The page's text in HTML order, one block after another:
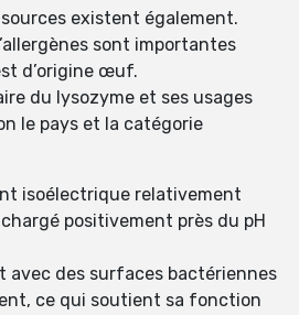
existent également.
sont importantes
d’origine œuf.
du lysozyme et ses usages
le pays et la catégorie
isoélectrique relativement
positivement près du pH
avec des surfaces bactériennes
ce qui soutient sa fonction